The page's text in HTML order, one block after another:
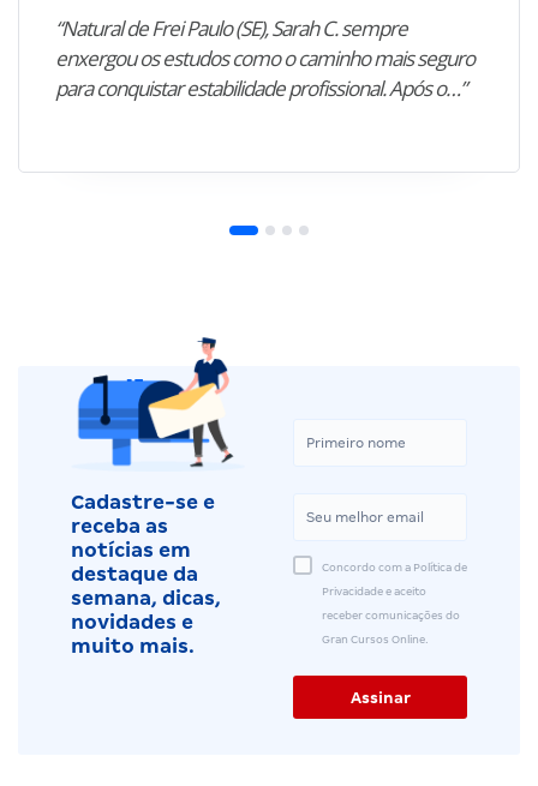
“Natural de Frei Paulo (SE), Sarah C. sempre
enxergou os estudos como o caminho mais seguro
para conquistar estabilidade profissional. Após o…”
Cadastre-se e
receba as
notícias em
destaque da
semana, dicas,
novidades e
muito mais.
Concordo com a Política de
Privacidade e aceito
receber comunicações do
Gran Cursos Online.